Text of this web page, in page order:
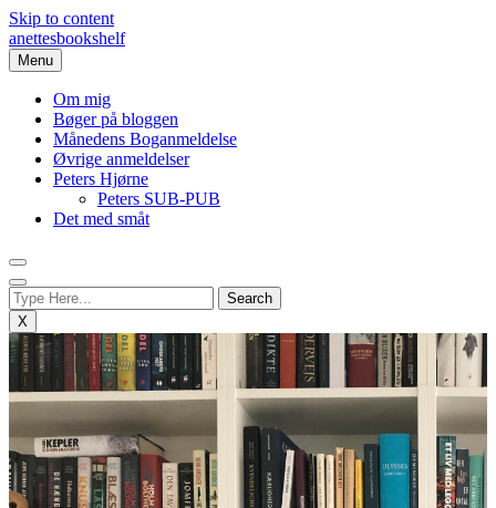
Skip to content
anettesbookshelf
Menu
Om mig
Bøger på bloggen
Månedens Boganmeldelse
Øvrige anmeldelser
Peters Hjørne
Peters SUB-PUB
Det med småt
X